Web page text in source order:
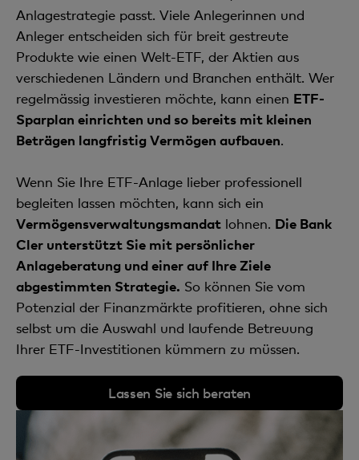
Anlagestrategie passt. Viele Anlegerinnen und
Anleger entscheiden sich für breit gestreute
Produkte wie einen Welt-ETF, der Aktien aus
verschiedenen Ländern und Branchen enthält. Wer
regelmässig investieren möchte, kann einen ETF-
Sparplan einrichten und so bereits mit kleinen
Beträgen langfristig Vermögen aufbauen.
Wenn Sie Ihre ETF-Anlage lieber professionell
begleiten lassen möchten, kann sich ein
Vermögensverwaltungsmandat lohnen. Die Bank
Cler unterstützt Sie mit persönlicher
Anlageberatung und einer auf Ihre Ziele
abgestimmten Strategie. So können Sie vom
Potenzial der Finanzmärkte profitieren, ohne sich
selbst um die Auswahl und laufende Betreuung
Ihrer ETF-Investitionen kümmern zu müssen.
Lassen Sie sich beraten